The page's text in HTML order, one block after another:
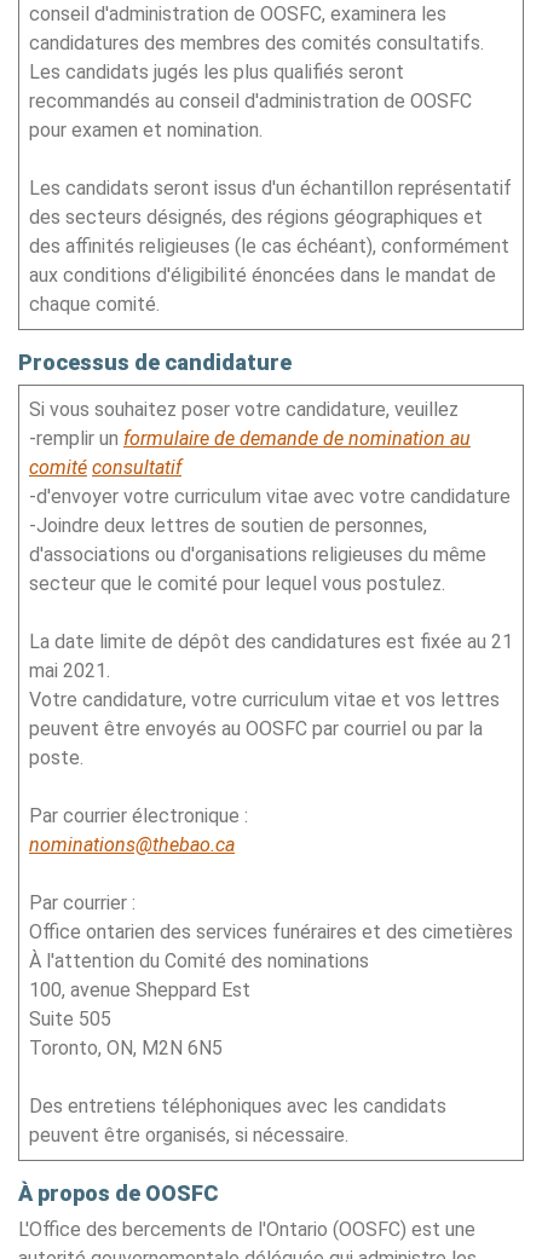
conseil d'administration de OOSFC, examinera les
candidatures des membres des comités consultatifs.
Les candidats jugés les plus qualifiés seront
recommandés au conseil d'administration de OOSFC
pour examen et nomination.
Les candidats seront issus d'un échantillon représentatif
des secteurs désignés, des régions géographiques et
des affinités religieuses (le cas échéant), conformément
aux conditions d'éligibilité énoncées dans le mandat de
chaque comité.
Processus de candidature
Si vous souhaitez poser votre candidature, veuillez
-remplir un formulaire de demande de nomination au
comité consultatif
-d'envoyer votre curriculum vitae avec votre candidature
-Joindre deux lettres de soutien de personnes,
d'associations ou d'organisations religieuses du même
secteur que le comité pour lequel vous postulez.
La date limite de dépôt des candidatures est fixée au 21
mai 2021.
Votre candidature, votre curriculum vitae et vos lettres
peuvent être envoyés au OOSFC par courriel ou par la
poste.
Par courrier électronique :
nominations@thebao.ca
Par courrier :
Office ontarien des services funéraires et des cimetières
À l'attention du Comité des nominations
100, avenue Sheppard Est
Suite 505
Toronto, ON, M2N 6N5
Des entretiens téléphoniques avec les candidats
peuvent être organisés, si nécessaire.
À propos de OOSFC
L'Office des bercements de l'Ontario (OOSFC) est une